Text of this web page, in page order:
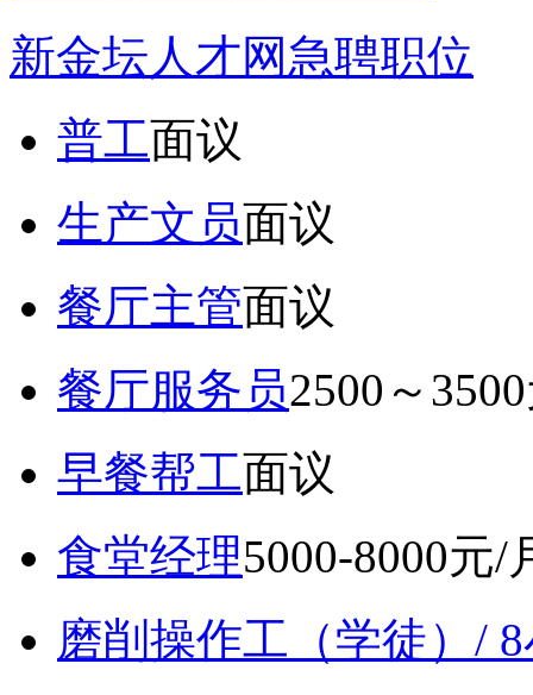
新金坛人才网急聘职位
普工面议
生产文员面议
餐厅主管面议
餐厅服务员2500～
早餐帮工面议
食堂经理5000-8000元/
磨削操作工（学徒）/